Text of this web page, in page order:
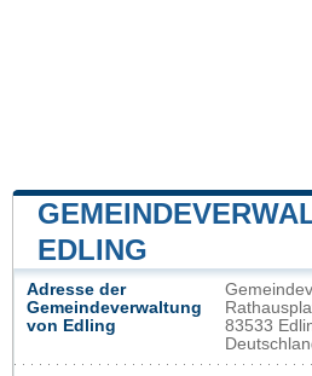
EDLING
Adresse der
Gemeindeverwaltung
von Edling
83533